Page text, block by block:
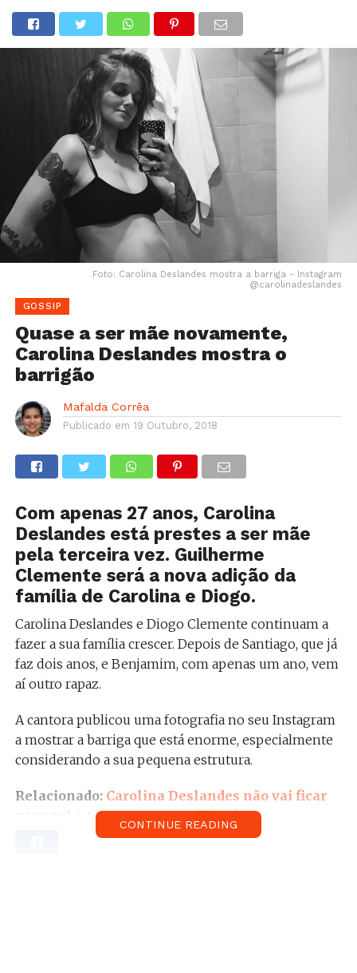
Foto: Carolina Deslandes mostra a barriga - Instagram
@carolinadeslandes
GOSSIP
Quase a ser mãe novamente,
Carolina Deslandes mostra o
barrigão
Mafalda Corrêa
Publicado em 19 Outubro, 2018
Com apenas 27 anos, Carolina
Deslandes está prestes a ser mãe
pela terceira vez. Guilherme
Clemente será a nova adição da
família de Carolina e Diogo.
Carolina Deslandes e Diogo Clemente continuam a
fazer a sua família crescer. Depois de Santiago, que já
faz dois anos, e Benjamim, com apenas um ano, vem
aí outro rapaz.
A cantora publicou uma fotografia no seu Instagram
a mostrar a barriga que está enorme, especialmente
considerando a sua pequena estrutura.
Relacionado: Carolina Deslandes não vai ficar
por aqui e espera ter mais filhos!
CONTINUE READING